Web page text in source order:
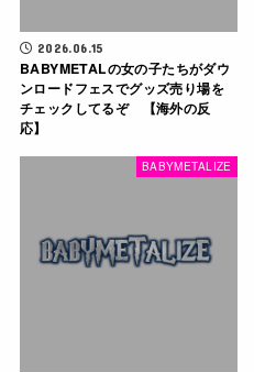
2026.06.15
BABYMETALの女の子たちがダウ
ンロードフェスでグッズ売り場を
チェックしてるぞ 【海外の反
応】
BABYMETALIZE